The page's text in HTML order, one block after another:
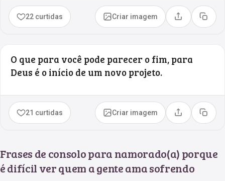
22 curtidas Criar imagem Compartilhar
Copiar
O que para você pode parecer o fim, para
Deus é o início de um novo projeto.
21 curtidas Criar imagem Compartilhar
Copiar
Frases de consolo para namorado(a) porque
é difícil ver quem a gente ama sofrendo